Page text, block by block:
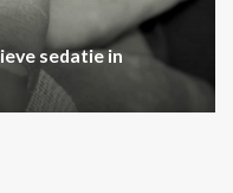
sedatie in